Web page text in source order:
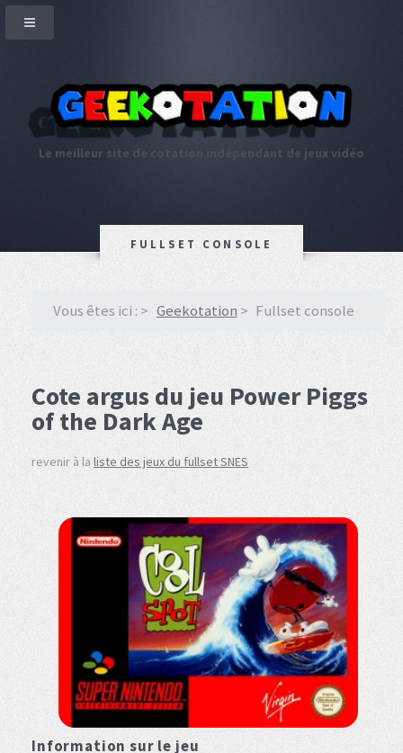
Le meilleur site de cotation indépendant de jeux vidéo
FULLSET CONSOLE
Vous êtes ici : Geekotation Fullset console
Cote argus du jeu Power Piggs
of the Dark Age
revenir à la liste des jeux du fullset SNES
Information sur le jeu